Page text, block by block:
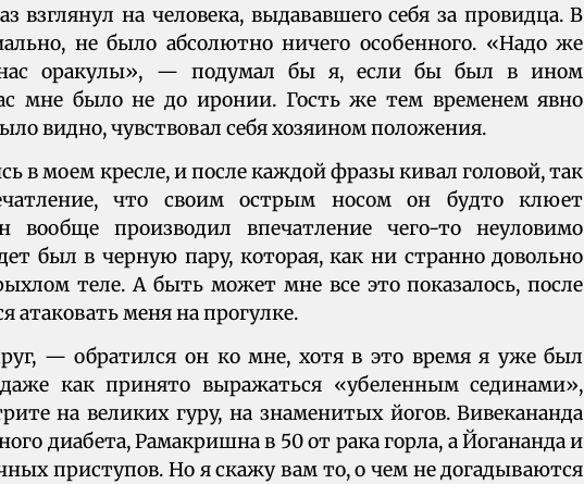
взглянул на человека, выдававшего себя за провидца. В
не было абсолютно ничего особенного. «Надо же
нас оракулы», — подумал бы я, если бы был в ином
мне было не до иронии. Гость же тем временем явно
видно, чувствовал себя хозяином положения.
в моем кресле, и после каждой фразы кивал головой, так
что своим острым носом он будто клюет
вообще производил впечатление чего-то неуловимо
был в черную пару, которая, как ни странно довольно
теле. А быть может мне все это показалось, после
атаковать меня на прогулке.
— обратился он ко мне, хотя в это время я уже был
как принято выражаться «убеленным сединами»,
на великих гуру, на знаменитых йогов. Вивекананда
диабета, Рамакришна в 50 от рака горла, а Йогананда и
приступов. Но я скажу вам то, о чем не догадываются